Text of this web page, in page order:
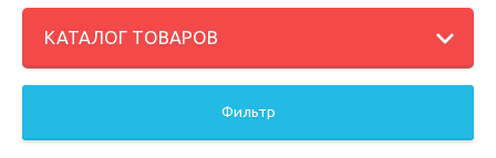
КАТАЛОГ ТОВАРОВ
Фильтр